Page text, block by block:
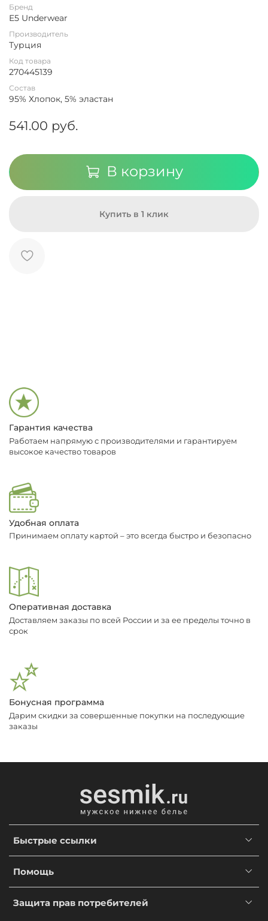
Бренд
E5 Underwear
Производитель
Турция
Код товара
270445139
Состав
95% Хлопок, 5% эластан
541.00 руб.
В корзину
Купить в 1 клик
Гарантия качества
Работаем напрямую с производителями и гарантируем
высокое качество товаров
Удобная оплата
Принимаем оплату картой – это всегда быстро и безопасно
Оперативная доставка
Доставляем заказы по всей России и за ее пределы точно в
срок
Бонусная программа
Дарим скидки за совершенные покупки на последующие
заказы
Быстрые ссылки
Помощь
Защита прав потребителей